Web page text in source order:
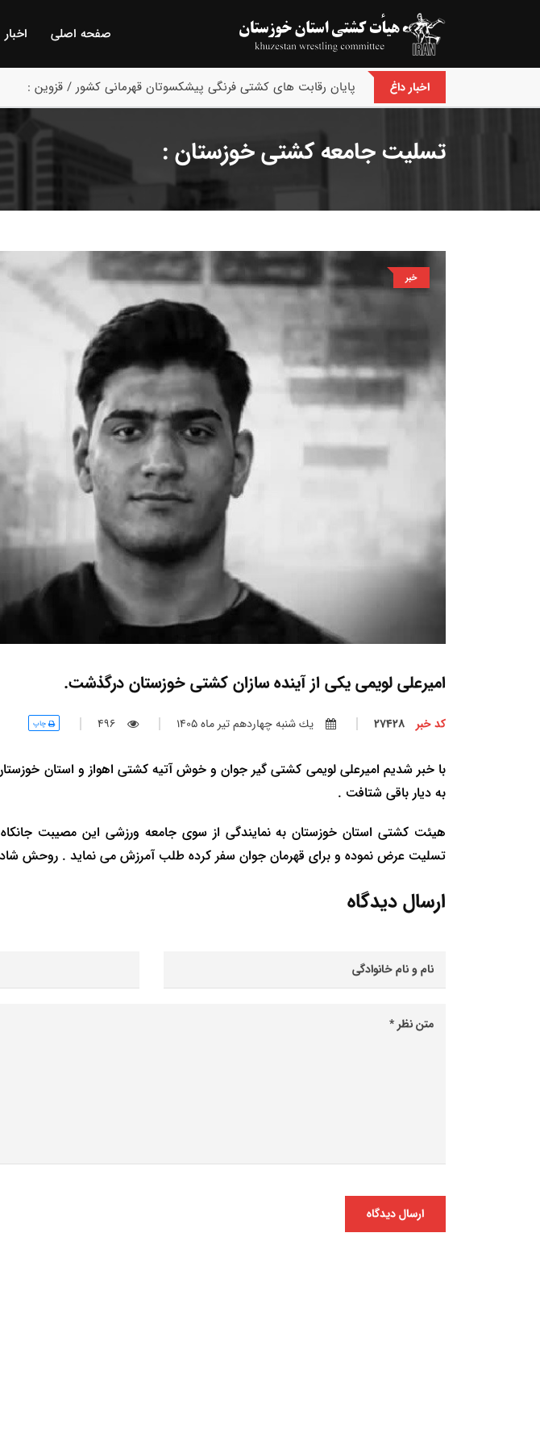
صفحه اصلی اخبار
اخبار داغ پایان رقابت های کشتی فرنگی پیشکسوتان قهرمانی کشور / قزوین :
تسلیت جامعه کشتی خوزستان :
خبر
امیرعلی لویمی یکی از آینده سازان کشتی خوزستان درگذشت.
کد خبر يك شنبه چهاردهم تير ماه 1405 496 چاپ
با خبر شدیم امیرعلی لویمی کشتی گیر جوان و خوش آتیه کشتی اهواز و استان
به دیار باقی شتافت .
هیئت کشتی استان خوزستان به نمایندگی از سوی جامعه ورزشی این مصیبت جانکاه
تسلیت عرض نموده و برای قهرمان جوان سفر کرده طلب آمرزش می نماید . روحش
ارسال دیدگاه
ارسال دیدگاه